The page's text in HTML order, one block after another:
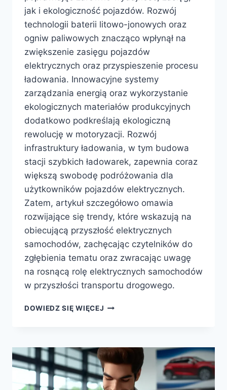
jak i ekologiczność pojazdów. Rozwój
technologii baterii litowo-jonowych oraz
ogniw paliwowych znacząco wpłynął na
zwiększenie zasięgu pojazdów
elektrycznych oraz przyspieszenie procesu
ładowania. Innowacyjne systemy
zarządzania energią oraz wykorzystanie
ekologicznych materiałów produkcyjnych
dodatkowo podkreślają ekologiczną
rewolucję w motoryzacji. Rozwój
infrastruktury ładowania, w tym budowa
stacji szybkich ładowarek, zapewnia coraz
większą swobodę podróżowania dla
użytkowników pojazdów elektrycznych.
Zatem, artykuł szczegółowo omawia
rozwijające się trendy, które wskazują na
obiecującą przyszłość elektrycznych
samochodów, zachęcając czytelników do
zgłębienia tematu oraz zwracając uwagę
na rosnącą rolę elektrycznych samochodów
w przyszłości transportu drogowego.
DOWIEDZ SIĘ WIĘCEJ NAJNOWSZE
SAMOCHODACH